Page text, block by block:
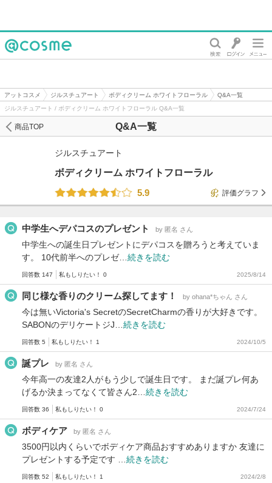
アットコスメ ジルスチュアート ボディクリーム ホワイトフローラル
Q&A一覧
ジルスチュアート / ボディクリーム ホワイトフローラル Q&A一覧
Q&A一覧
商品TOP
ジルスチュアート
ボディクリーム ホワイトフローラル
5.9
評価グラフ
中学生へデパコスのプレゼント by 匿名 さん
中学生への誕生日プレゼントにデパコスを贈ろうと考えていま
す。 10代前半へのプレゼ… 続きを読む
回答数 147 私もしりたい！ 0 2025/8/14
同じ様な香りのクリーム探してます！ by ohana*ちゃん さん
今は無いVictoria's SecretのSecretCharmの香りが大好きです。
SABONのデリケートジJ… 続きを読む
回答数 5 私もしりたい！ 1 2024/10/5
誕プレ by 匿名 さん
今年高一の友達2人がもう少しで誕生日です。 まだ誕プレ何あ
げるか決まってなくて皆さん2… 続きを読む
回答数 36 私もしりたい！ 0 2024/7/24
ボディケア by 匿名 さん
3500円以内くらいでボディケア商品おすすめありますか 友達に
プレゼントする予定です … 続きを読む
回答数 52 私もしりたい！ 1 2024/2/8